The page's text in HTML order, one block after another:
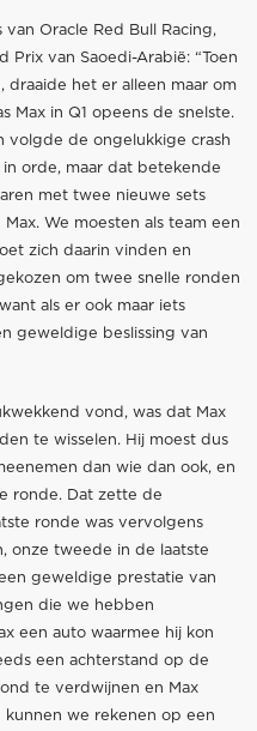
van Oracle Red Bull Racing,
Prix van Saoedi-Arabië: “Toen
draaide het er alleen maar om
Max in Q1 opeens de snelste.
volgde de ongelukkige crash
orde, maar dat betekende
met twee nieuwe sets
We moesten als team een
zich daarin vinden en
om twee snelle ronden
als er ook maar iets
geweldige beslissing van
vond, was dat Max
te wisselen. Hij moest dus
dan wie dan ook, en
ronde. Dat zette de
ronde was vervolgens
onze tweede in de laatste
geweldige prestatie van
die we hebben
een auto waarmee hij kon
een achterstand op de
te verdwijnen en Max
we rekenen op een